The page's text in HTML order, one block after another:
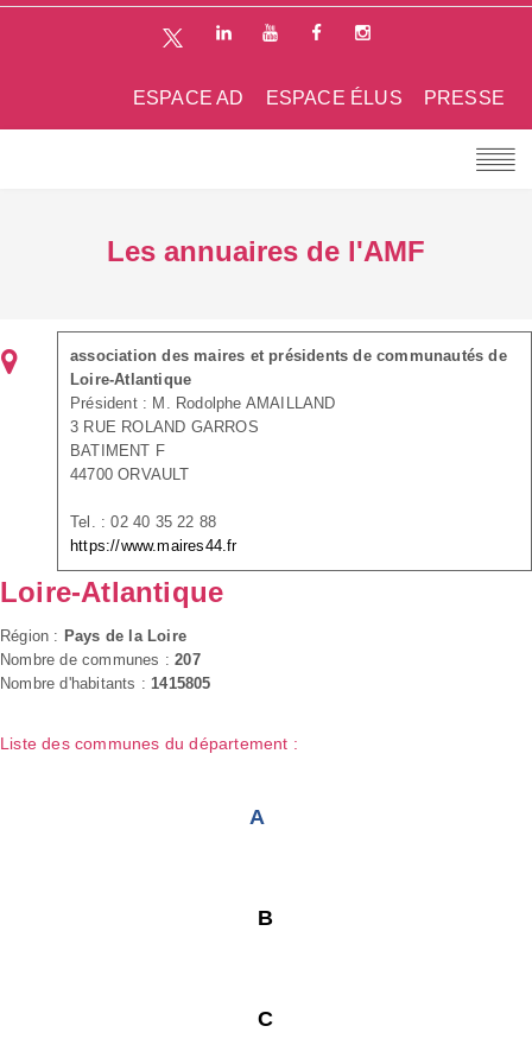
PRESSE
ESPACE ÉLUS
ESPACE AD
Les annuaires de l'AMF
association des maires et présidents de communautés de
Loire-Atlantique
Président : M. Rodolphe AMAILLAND
3 RUE ROLAND GARROS
BATIMENT F
44700 ORVAULT
Tel. : 02 40 35 22 88
https://www.maires44.fr
Loire-Atlantique
Région : Pays de la Loire
Nombre de communes :207
Nombre d'habitants : 1415805
Liste des communes du département :
A
B
C